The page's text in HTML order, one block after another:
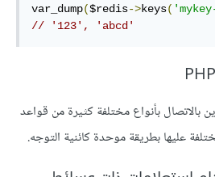
var_dump($redis->keys(
// '123', 'abcd'
بالاتصال بأنواع مختلفة كثيرة من قواعد
عليها بطريقة موحدة كائنية التوجه.